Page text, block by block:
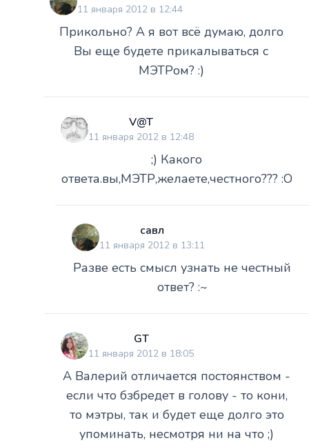
11 января 2012 в 12:44
Прикольно? А я вот всё думаю, долго
Вы еще будете прикалываться с
МЭТРом? :)
V@T
11 января 2012 в 12:48
;) Какого
ответа.вы,МЭТР,желаете,честного??? :O
савл
11 января 2012 в 13:11
Разве есть смысл узнать не честный
ответ? :~
GT
11 января 2012 в 18:05
А Валерий отличается постоянством -
если что бзбредет в голову - то кони,
то мэтры, так и будет еще долго это
упоминать, несмотря ни на что ;)